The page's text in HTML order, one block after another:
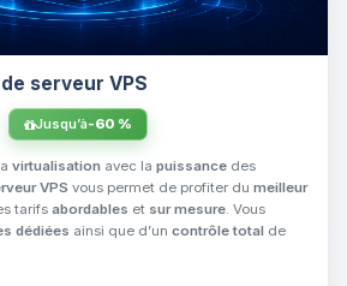
serveur VPS
Jusqu’à-60 %
virtualisation avec la puissance des
VPS vous permet de profiter du meilleur
tarifs abordables et sur mesure. Vous
dédiées ainsi que d’un contrôle total de